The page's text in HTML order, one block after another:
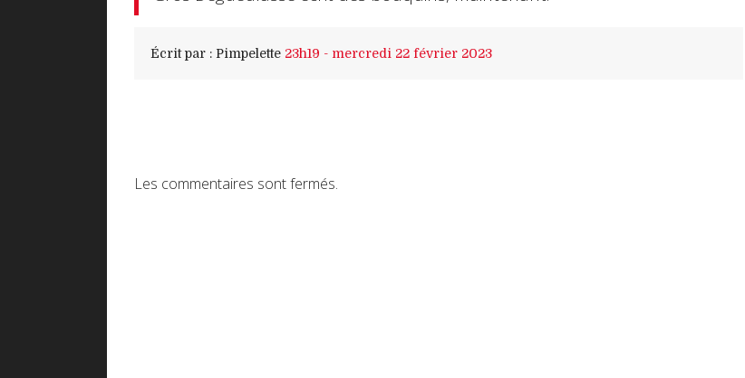
Écrit par : Pimpelette 23h19 - mercredi 22 février 2023
Les commentaires sont fermés.